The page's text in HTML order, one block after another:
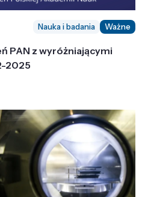
Nauka i badania Ważne
PAN z wyróżniającymi
2025